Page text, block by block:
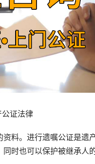
公证法律
。进行遗嘱公证是遗
时也可以保护被继承人